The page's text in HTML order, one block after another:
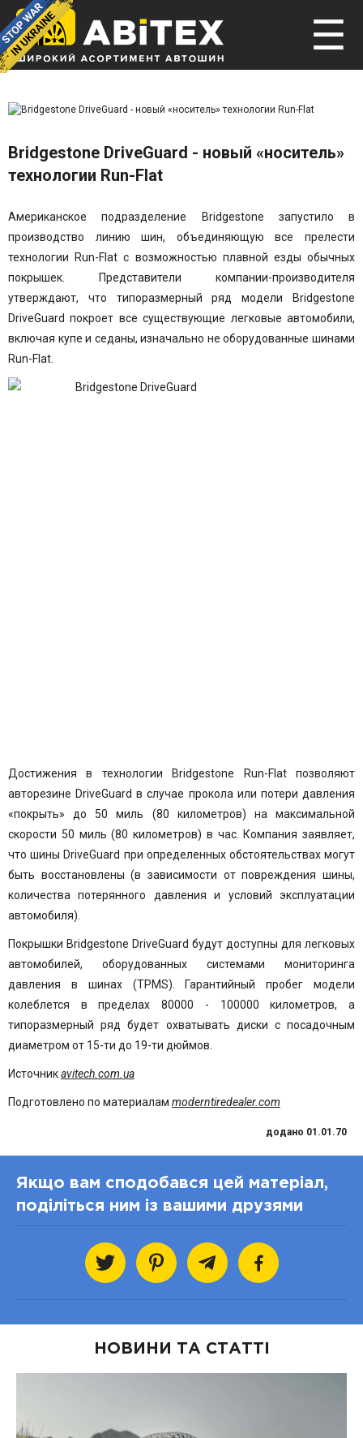
☰
Bridgestone DriveGuard - новый «носитель»
технологии Run-Flat
Американское подразделение Bridgestone запустило в
производство линию шин, объединяющую все прелести
технологии Run-Flat с возможностью плавной езды обычных
покрышек. Представители компании-производителя
утверждают, что типоразмерный ряд модели
Bridgestone
DriveGuard покроет все существующие легковые автомобили,
включая купе и седаны, изначально не оборудованные шинами
Run-Flat
Достижения в технологии Bridgestone Run-Flatпозволяют
авторезине DriveGuard в случае прокола или потери давления
«покрыть» до 50 миль (80 километров) на максимальной
скорости 50 миль (80 километров) в час. Компания заявляет,
чтошины DriveGuard при определенных обстоятельствах могут
быть восстановлены (в зависимости от повреждения шины,
количества потерянного давления и условий эксплуатации
автомобиля).
Покрышки Bridgestone DriveGuard будут доступны для легковых
автомобилей, оборудованных системами мониторинга
давления в шинах (TPMS). Гарантийный пробег модели
колеблется в пределах 80000 - 100000 километров, а
типоразмерный ряд будет охватывать диски с посадочным
диаметром от 15-ти до 19-ти дюймов.
Источникavitech.com.ua
Подготовлено по материалам moderntiredealer.com
додано 01.01.70
Якщо вам сподобався цей матеріал,
поділіться ним із вашими друзями
НОВИНИ ТА СТАТТІ